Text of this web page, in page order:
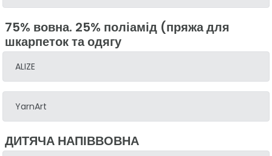
75% вовна. 25% поліамід (пряжа для
шкарпеток та одягу
ALIZE
YarnArt
ДИТЯЧА НАПІВВОВНА